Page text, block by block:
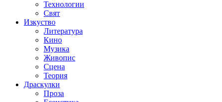
Технологии
Свят
Изкуство
Литература
Кино
Музика
Живопис
Сцена
Теория
Драскулки
Проза